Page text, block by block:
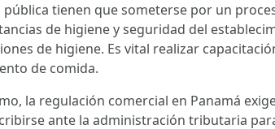
pública tienen que someterse por un
de higiene y seguridad del
de higiene. Es vital realizar
de comida.
la regulación comercial en Panamá
ante la administración tributaria